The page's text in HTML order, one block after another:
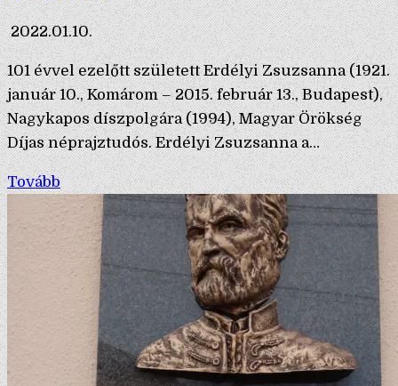
2022.01.10.
101 évvel ezelőtt született Erdélyi Zsuzsanna (1921.
január 10., Komárom – 2015. február 13., Budapest),
Nagykapos díszpolgára (1994), Magyar Örökség
Díjas néprajztudós. Erdélyi Zsuzsanna a…
Tovább